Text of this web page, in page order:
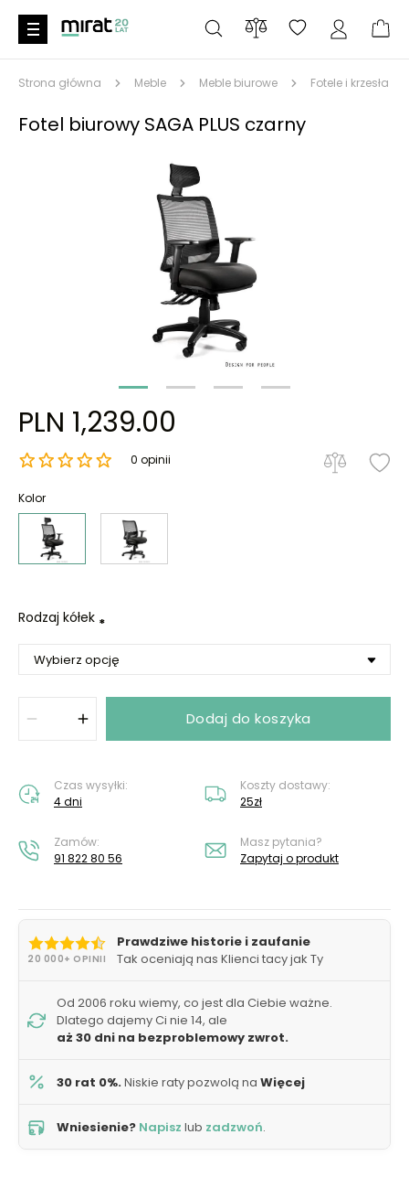
Strona główna Meble Meble biurowe Fotele i krzesła
Fotel biurowy SAGA PLUS czarny
PLN 1,239.00
0 opinii
Kolor
Rodzaj kółek *
Dodaj do koszyka
Czas wysyłki:
4 dni
Koszty dostawy:
25zł
Zamów:
91 822 80 56
Masz pytania?
Zapytaj o produkt
20 000+ OPINII
Prawdziwe historie i zaufanie
Tak oceniają nas Klienci tacy jak Ty
Od 2006 roku wiemy, co jest dla Ciebie ważne.
Dlatego dajemy Ci nie 14, ale
aż 30 dni na bezproblemowy zwrot.
30 rat 0%.Niskie raty pozwolą na Więcej
Wniesienie? Napisz lub zadzwoń.